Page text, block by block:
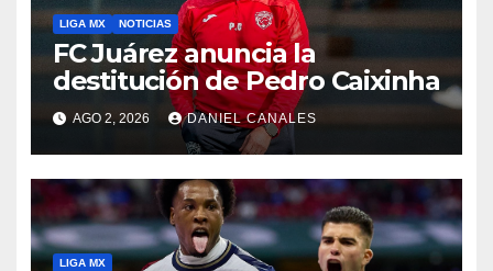
LIGA MX NOTICIAS
FC Juárez anuncia la
destitución de Pedro Caixinha
AGO 2, 2026 DANIEL CANALES
LIGA MX